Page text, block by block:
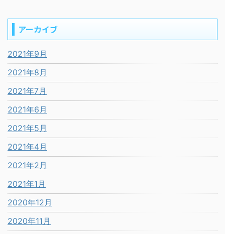
アーカイブ
2021年9月
2021年8月
2021年7月
2021年6月
2021年5月
2021年4月
2021年2月
2021年1月
2020年12月
2020年11月